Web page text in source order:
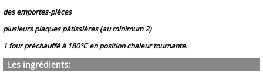
des emportes-pièces
plusieurs plaques pâtissières (au minimum 2)
1 four préchauffé à 180°C en position chaleur tournante.
Les ingrédients: